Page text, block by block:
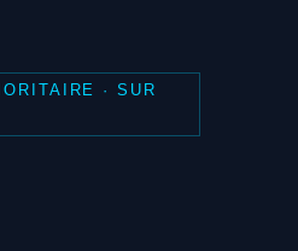
· SUR